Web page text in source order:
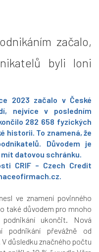
začalo,
byli loni
2023 začalo v České
nejvíce v posledním
282 658 fyzických
historii. To znamená, že
Důvodem je
datovou schránku.
CRIF – Czech Credit
.
ve znamení povinného
také důvodem pro mnoho
ukončit. Nová
převážně od
důsledku značného počtu